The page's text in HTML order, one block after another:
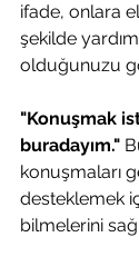
ifade, onlara
şekilde
olduğunuzu
"Konuşmak
buradayım."
konuşmaları
desteklemek
bilmelerini